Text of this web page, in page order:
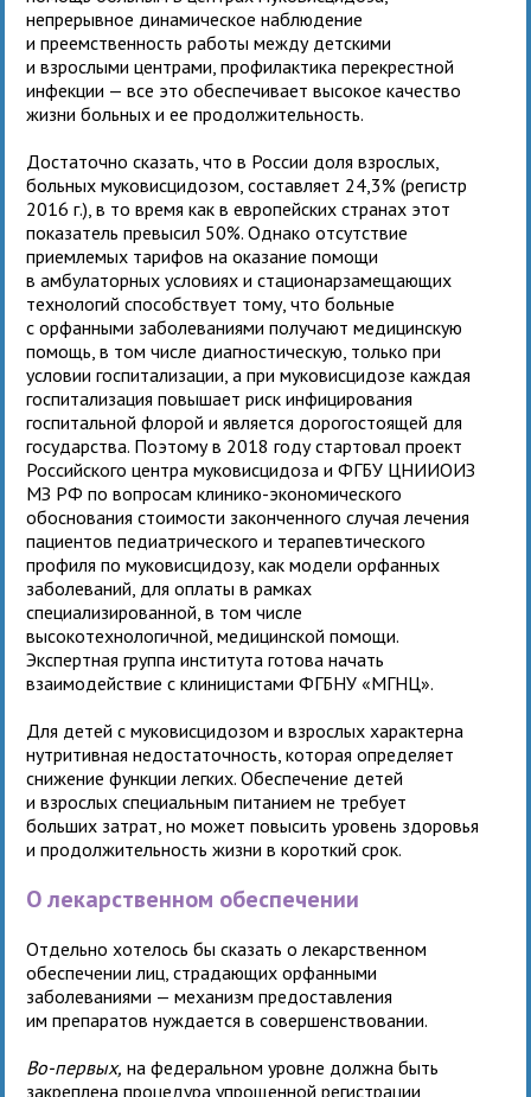
непрерывное динамическое наблюдение
и преемственность работы между детскими
и взрослыми центрами, профилактика перекрестной
инфекции — все это обеспечивает высокое качество
жизни больных и ее продолжительность.
Достаточно сказать, что в России доля взрослых,
больных муковисцидозом, составляет 24,3% (регистр
2016 г.), в то время как в европейских странах этот
показатель превысил 50%. Однако отсутствие
приемлемых тарифов на оказание помощи
в амбулаторных условиях и стационарзамещающих
технологий способствует тому, что больные
с орфанными заболеваниями получают медицинскую
помощь, в том числе диагностическую, только при
условии госпитализации, а при муковисцидозе каждая
госпитализация повышает риск инфицирования
госпитальной флорой и является дорогостоящей для
государства. Поэтому в 2018 году стартовал проект
Российского центра муковисцидоза и ФГБУ ЦНИИОИЗ
МЗ РФ по вопросам клинико-экономического
обоснования стоимости законченного случая лечения
пациентов педиатрического и терапевтического
профиля по муковисцидозу, как модели орфанных
заболеваний, для оплаты в рамках
специализированной, в том числе
высокотехнологичной, медицинской помощи.
Экспертная группа института готова начать
взаимодействие с клиницистами ФГБНУ «МГНЦ».
Для детей с муковисцидозом и взрослых характерна
нутритивная недостаточность, которая определяет
снижение функции легких. Обеспечение детей
и взрослых специальным питанием не требует
больших затрат, но может повысить уровень здоровья
и продолжительность жизни в короткий срок.
О лекарственном обеспечении
Отдельно хотелось бы сказать о лекарственном
обеспечении лиц, страдающих орфанными
заболеваниями — механизм предоставления
им препаратов нуждается в совершенствовании.
Во-первых, на федеральном уровне должна быть
закреплена процедура упрощенной регистрации